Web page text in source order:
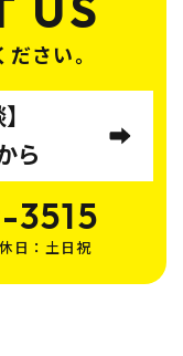
さい。
ら
日：土日祝